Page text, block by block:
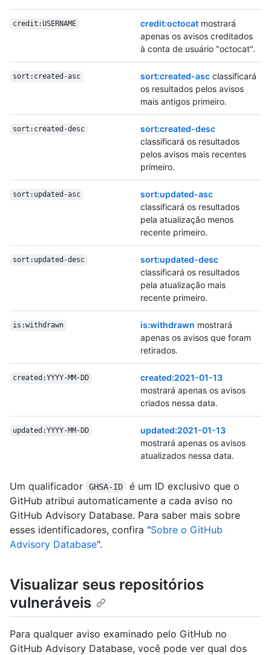
credit:USERNAME credit:octocat mostrará
apenas os avisos creditados
à conta de usuário "octocat".
sort:created-asc sort:created-asc classificará
os resultados pelos avisos
mais antigos primeiro.
sort:created-desc
sort:created-desc
classificará os resultados
pelos avisos mais recentes
primeiro.
sort:updated-asc
sort:updated-asc
classificará os resultados
pela atualização menos
recente primeiro.
sort:updated-desc
sort:updated-desc
classificará os resultados
pela atualização mais
recente primeiro.
is:withdrawn is:withdrawn mostrará
apenas os avisos que foram
retirados.
created:YYYY-MM-DD
created:2021-01-13
mostrará apenas os avisos
criados nessa data.
updated:YYYY-MM-DD
updated:2021-01-13
mostrará apenas os avisos
atualizados nessa data.
Um qualificador GHSA-ID
é um ID exclusivo que o
GitHub atribui automaticamente a cada aviso no
GitHub Advisory Database. Para saber mais sobre
esses identificadores, confira "Sobre o GitHub
Advisory Database".
Visualizar seus repositórios
vulneráveis
Para qualquer aviso examinado pelo GitHub no
GitHub Advisory Database, você pode ver qual dos